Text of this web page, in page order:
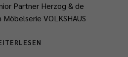
Partner Herzog & de
VOLKSHAUS